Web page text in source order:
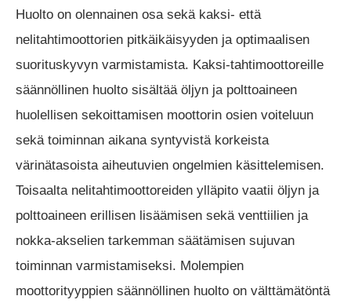
Huolto on olennainen osa sekä kaksi- että
nelitahtimoottorien pitkäikäisyyden ja optimaalisen
suorituskyvyn varmistamista. Kaksi-tahtimoottoreille
säännöllinen huolto sisältää öljyn ja polttoaineen
huolellisen sekoittamisen moottorin osien voiteluun
sekä toiminnan aikana syntyvistä korkeista
värinätasoista aiheutuvien ongelmien käsittelemisen.
Toisaalta nelitahtimoottoreiden ylläpito vaatii öljyn ja
polttoaineen erillisen lisäämisen sekä venttiilien ja
nokka-akselien tarkemman säätämisen sujuvan
toiminnan varmistamiseksi. Molempien
moottorityyppien säännöllinen huolto on välttämätöntä